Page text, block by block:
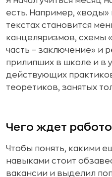
есть. Например,
текстах становится
канцеляризмов, схемы
часть – заключение» и
прилипших в школе и в
действующих
теоретиков, занятых
Чего ждет
Чтобы понять, какими
навыками стоит
вакансии и выделил